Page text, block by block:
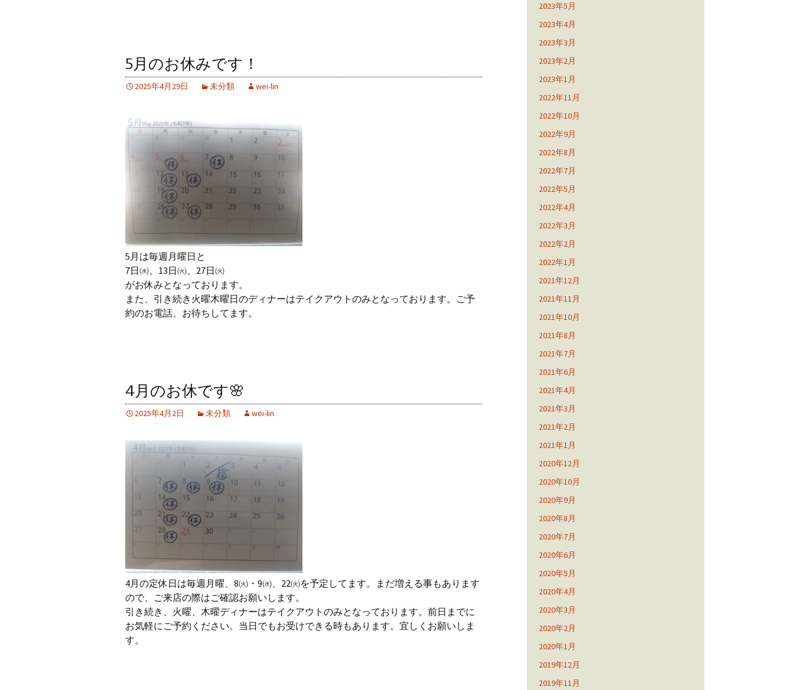
5月のお休みです！
2025年4月29日 未分類 wei-lin
5月は毎週月曜日と
7日㈬、13日㈫、27日㈫
がお休みとなっております。
また、引き続き火曜木曜日のディナーはテイクアウトのみとなっております。ご予
約のお電話、お待ちしてます。
4月のお休です🌸
2025年4月2日 未分類 wei-lin
4月の定休日は毎週月曜、8㈫・9㈬、22㈫を予定してます。まだ増える事もあります
ので、ご来店の際はご確認お願いします。
引き続き、火曜、木曜ディナーはテイクアウトのみとなっております。前日までに
お気軽にご予約ください。当日でもお受けできる時もあります。宜しくお願いしま
す。
2023年5月
2023年4月
2023年3月
2023年2月
2023年1月
2022年11月
2022年10月
2022年9月
2022年8月
2022年7月
2022年5月
2022年4月
2022年3月
2022年2月
2022年1月
2021年12月
2021年11月
2021年10月
2021年8月
2021年7月
2021年6月
2021年4月
2021年3月
2021年2月
2021年1月
2020年12月
2020年10月
2020年9月
2020年8月
2020年7月
2020年6月
2020年5月
2020年4月
2020年3月
2020年2月
2020年1月
2019年12月
2019年11月